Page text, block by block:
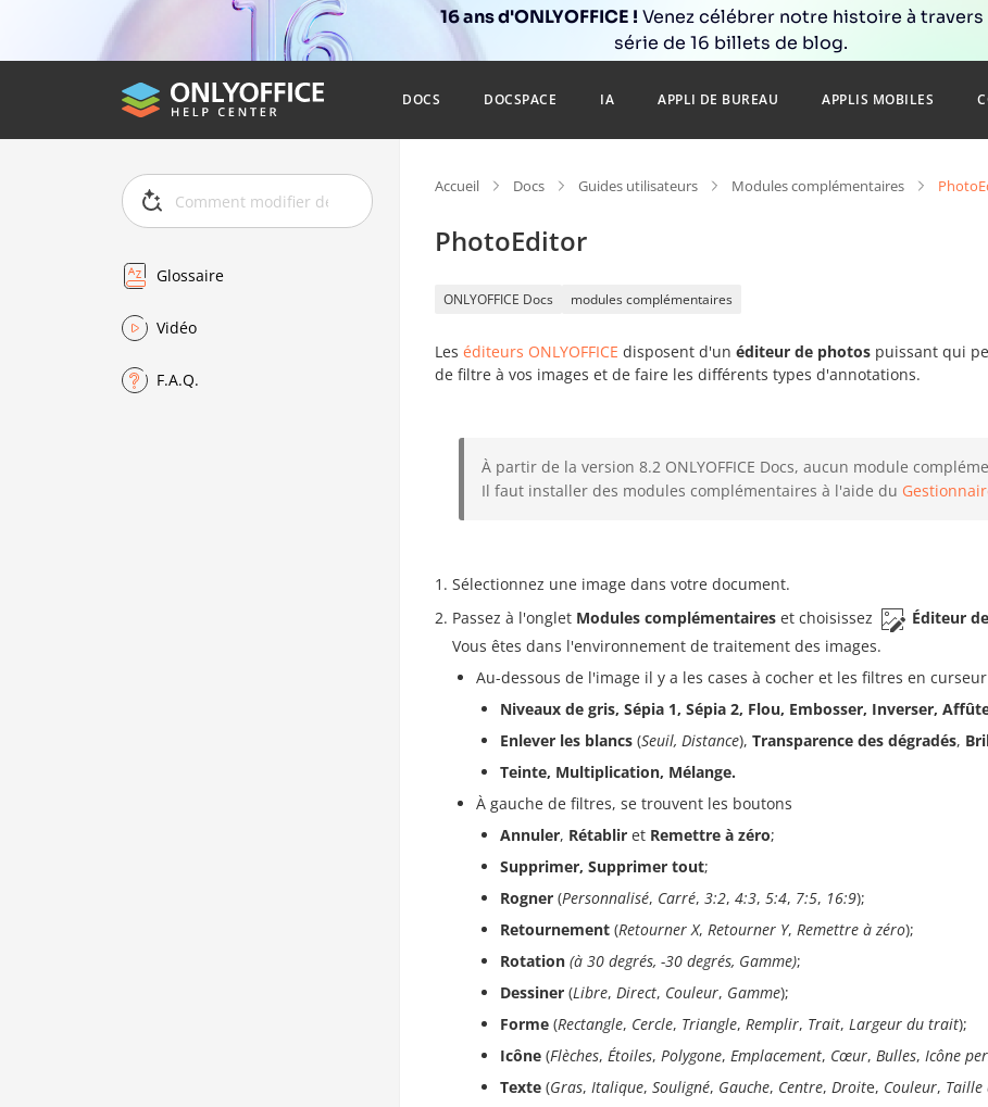
16 ans d'ONLYOFFICE ! Venez célébrer notre histoire à travers
série de 16 billets de blog.
DOCS DOCSPACE IA APPLI DE BUREAU APPLIS MOBILES
Glossaire
Vidéo
F.A.Q.
Accueil Docs Guides utilisateurs Modules complémentaires
PhotoEditor
ONLYOFFICE Docs modules complémentaires
Les éditeurs ONLYOFFICE disposent d'un éditeur de photos puissant qui
de filtre à vos images et de faire les différents types d'annotations.
À partir de la version 8.2 ONLYOFFICE Docs, aucun module
Il faut installer des modules complémentaires à l'aide du
Sélectionnez une image dans votre document.
Passez à l'onglet Modules complémentaires et choisissez Éditeur
Vous êtes dans l'environnement de traitement des images.
Au-dessous de l'image il y a les cases à cocher et les filtres en
Niveaux de gris, Sépia 1, Sépia 2, Flou, Embosser, Inverser,
Enlever les blancs (Seuil, Distance), Transparence des dégradés,
Teinte, Multiplication, Mélange.
À gauche de filtres, se trouvent les boutons
Annuler, Rétablir et Remettre à zéro;
Supprimer, Supprimer tout;
Rogner (Personnalisé, Carré, 3:2, 4:3, 5:4, 7:5, 16:9);
Retournement (Retourner X, Retourner Y, Remettre à zéro);
Rotation (à 30 degrés, -30 degrés, Gamme);
Dessiner (Libre, Direct, Couleur, Gamme);
Forme (Rectangle, Cercle, Triangle, Remplir, Trait, Largeur du trait);
Icône (Flèches, Étoiles, Polygone, Emplacement, Cœur, Bulles, Icône
Texte (Gras, Italique, Souligné, Gauche, Centre, Droite, Couleur, Taille